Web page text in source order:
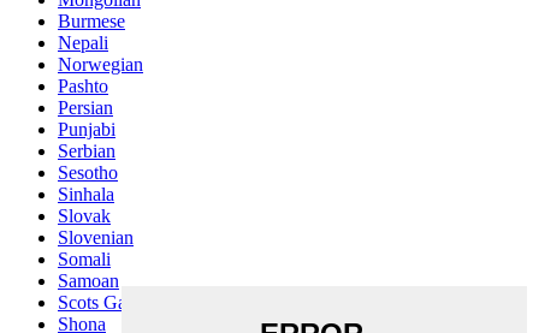
Burmese
Nepali
Norwegian
Pashto
Persian
Punjabi
Serbian
Sesotho
Sinhala
Slovak
Slovenian
Somali
Samoan
Scots Gaelic
Shona